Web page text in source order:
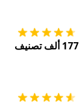
177 ألف تصنيف